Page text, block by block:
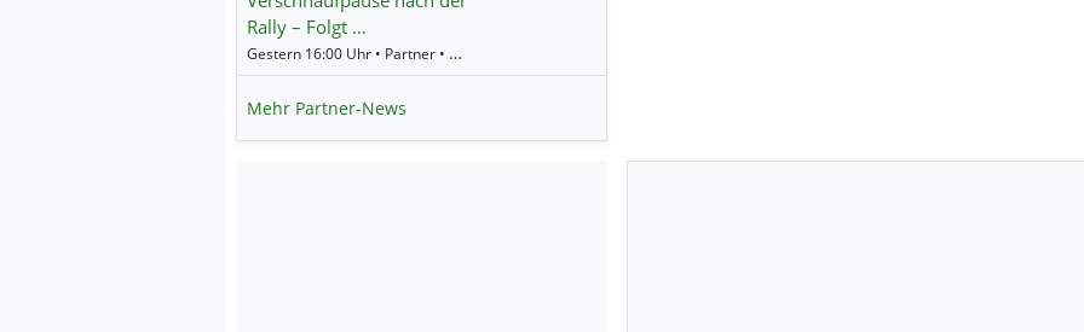
Rally – Folgt …
Gestern 16:00 Uhr • Partner • Societe Generale
Mehr Partner-News